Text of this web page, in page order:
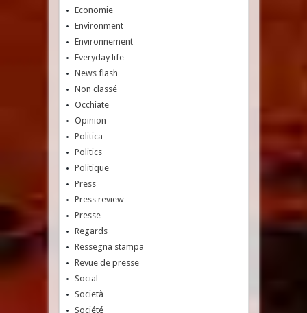
Economie
Environment
Environnement
Everyday life
News flash
Non classé
Occhiate
Opinion
Politica
Politics
Politique
Press
Press review
Presse
Regards
Ressegna stampa
Revue de presse
Social
Società
Société